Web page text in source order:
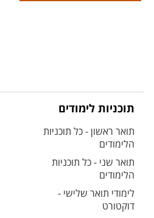
תוכניות לימודים
תואר ראשון - כל תוכניות
הלימודים
תואר שני - כל תוכניות
הלימודים
לימודי תואר שלישי -
דוקטורט